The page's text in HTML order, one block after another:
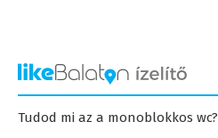
Tudod mi az a monoblokkos wc?